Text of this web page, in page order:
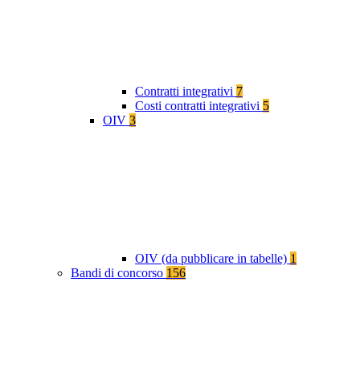
Contratti integrativi 7
Costi contratti integrativi 5
OIV 3
OIV (da pubblicare in tabelle) 1
Bandi di concorso 156